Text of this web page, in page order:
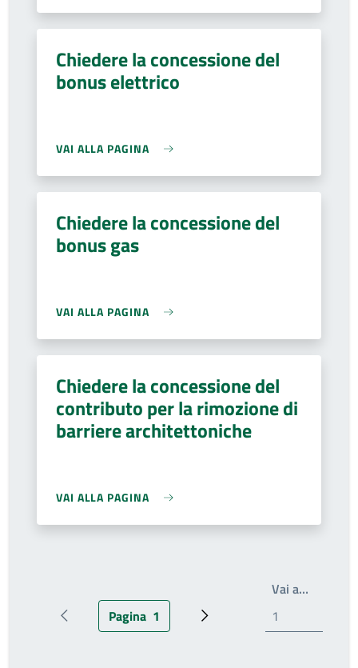
Chiedere la concessione del
bonus elettrico
VAI ALLA PAGINA
Chiedere la concessione del
bonus gas
VAI ALLA PAGINA
Chiedere la concessione del
contributo per la rimozione di
barriere architettoniche
VAI ALLA PAGINA
Pagina precedentePagina attuale
Pagina 1 Prossima pagina
Vai a…